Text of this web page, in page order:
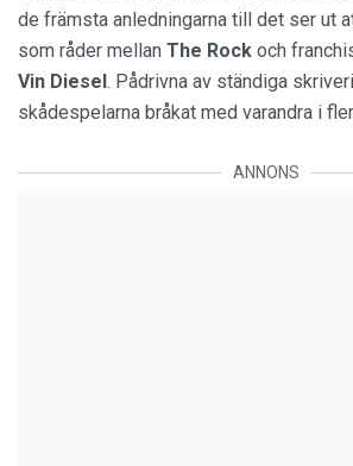
de främsta anledningarna till det ser ut
som råder mellan The Rock och
Vin Diesel. Pådrivna av ständiga
skådespelarna bråkat med varandra i
ANNONS